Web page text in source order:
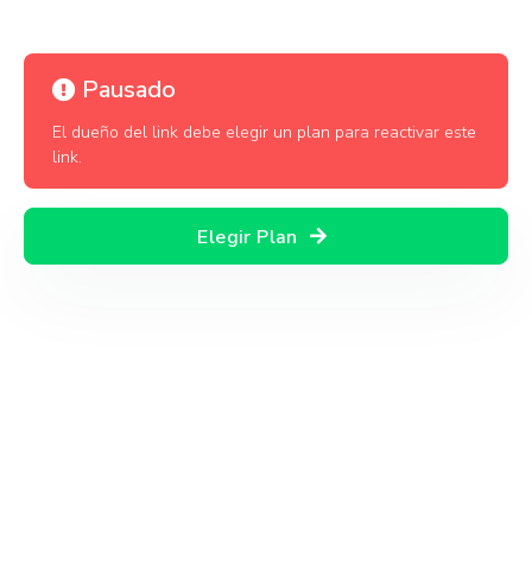
Pausado
El dueño del link debe elegir un plan para reactivar este
link.
Elegir Plan